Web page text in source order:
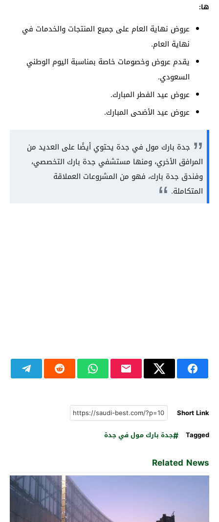
ها:
عروض نهاية العام على جميع المنتجات والخدمات في
نهاية العام.
يقدم عروض وخصومات خاصة بمناسبة اليوم الوطني
السعودي.
عروض عيد الفطر المبارك.
عروض عيد الأضحى المبارك.
جدة بارك مول في جدة يحتوي أيضًا على العديد من
المرافق الأخري، ومنها مستشفي جدة بارك التخصصي،
وفندق جدة بارك، فهو من المشروعات العملاقة
المتكاملة.
Short Link
Tagged
جدة بارك مول في جدة
Related News